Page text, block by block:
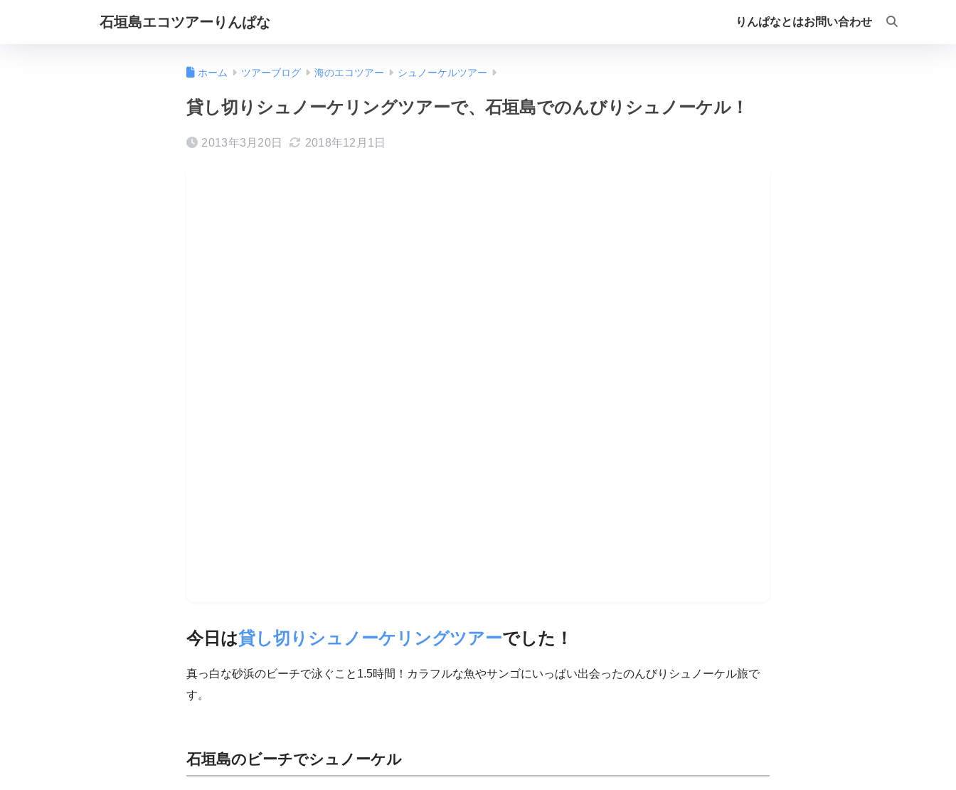
石垣島エコツアーりんぱな りんぱなとはお問い合わせ
ホーム ツアーブログ 海のエコツアー シュノーケルツアー
貸し切りシュノーケリングツアーで、石垣島でのんびりシュノーケル！
2013年3月20日 2018年12月1日
今日は貸し切りシュノーケリングツアーでした！
真っ白な砂浜のビーチで泳ぐこと1.5時間！カラフルな魚やサンゴにいっぱい出会ったのんびりシュノーケル旅で
す。
石垣島のビーチでシュノーケル